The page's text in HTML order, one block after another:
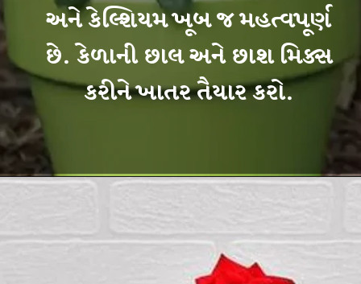
અને કેલ્શિયમ ખૂબ જ મહત્વપૂર્ણ
છે. કેળાની છાલ અને છાશ મિક્સ
કરીને ખાતર તૈયાર કરો.